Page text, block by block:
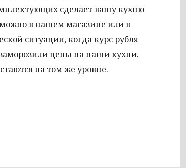
сделает вашу кухню
в нашем магазине или в
ситуации, когда курс рубля
цены на наши кухни.
на том же уровне.